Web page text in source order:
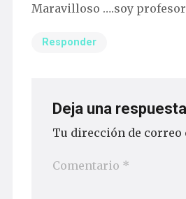
Maravilloso ….soy profesor
Responder
Deja una respuesta
Tu dirección de correo